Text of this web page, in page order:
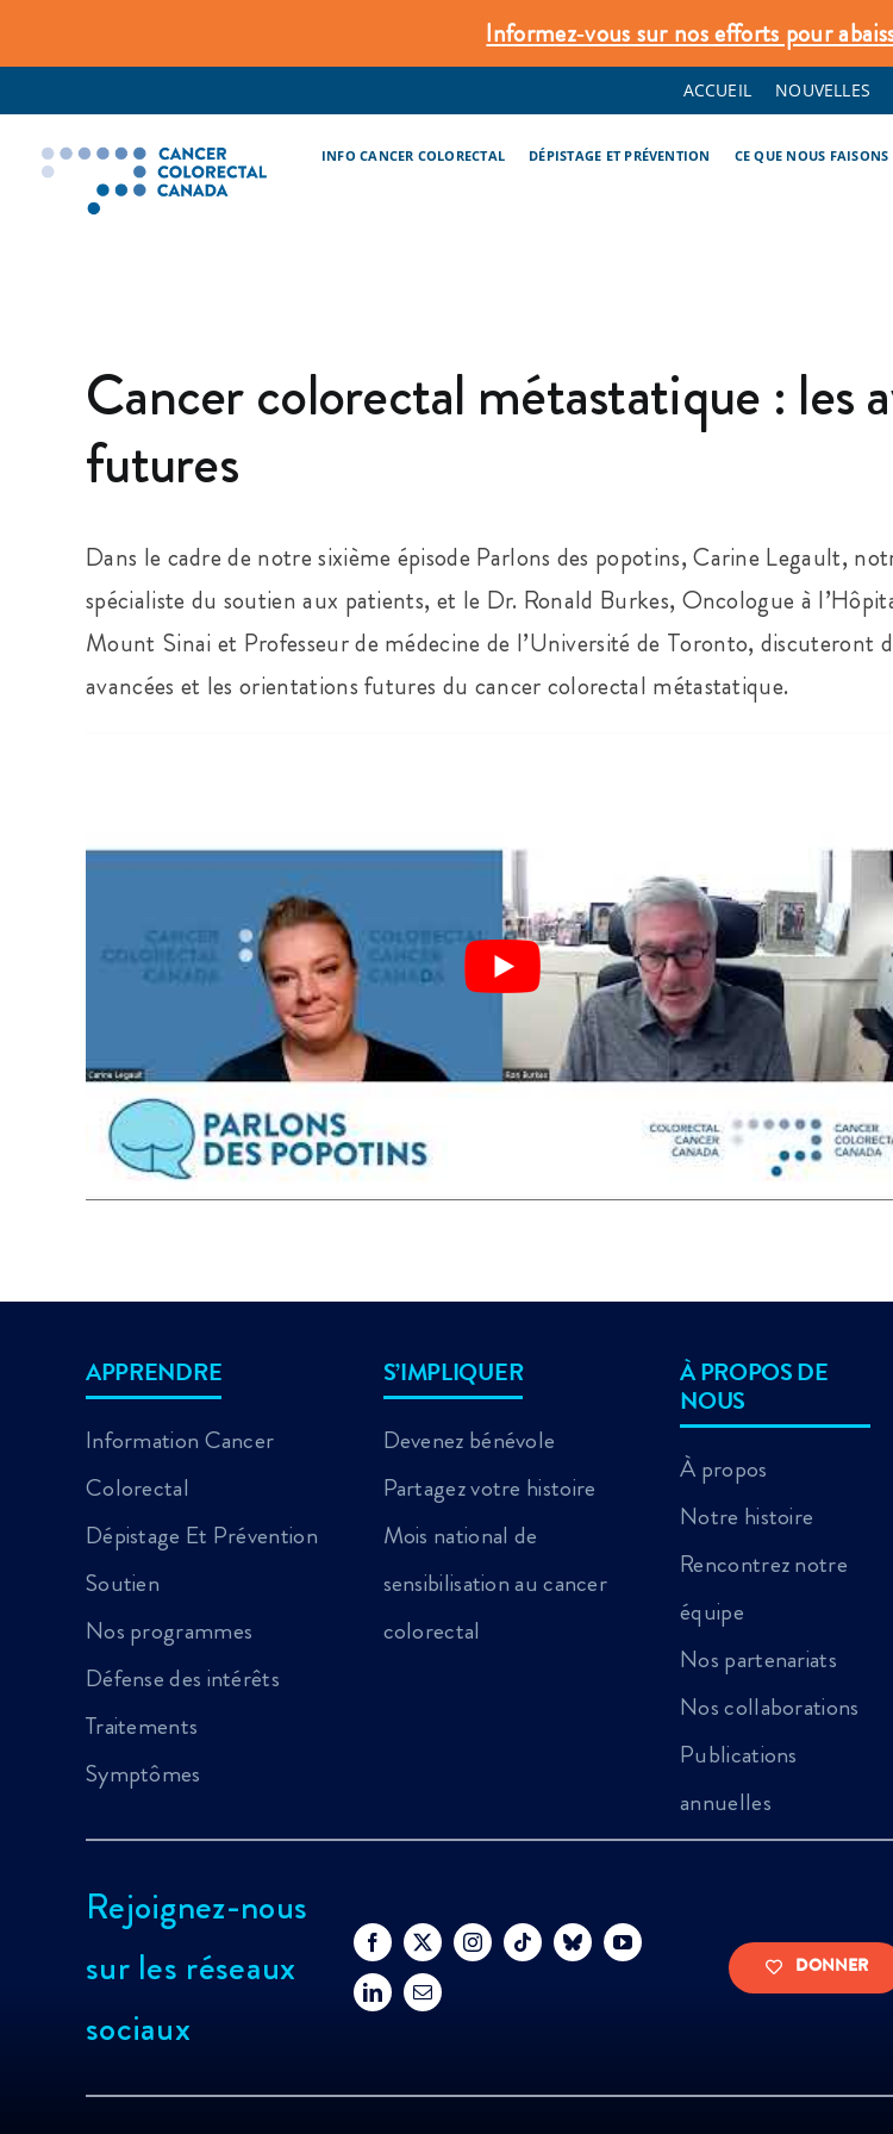
to
content
Informez‑vous sur nos efforts pour
ACCUEIL NOUVELLES
INFO CANCER COLORECTAL DÉPISTAGE ET PRÉVENTION CE QUE NOUS FAISONS
Cancer colorectal métastatique : les
futures
Dans le cadre de notre sixième épisode Parlons des popotins, Carine Legault,
spécialiste du soutien aux patients, et le Dr. Ronald Burkes, Oncologue à
Mount Sinai et Professeur de médecine de l’Université de Toronto, discuteront
avancées et les orientations futures du cancer colorectal métastatique.
APPRENDRE
Information Cancer
Colorectal
Dépistage Et Prévention
Soutien
Nos programmes
Défense des intérêts
Traitements
Symptômes
S’IMPLIQUER
Devenez bénévole
Partagez votre histoire
Mois national de
sensibilisation au cancer
colorectal
À PROPOS DE
NOUS
À propos
Notre histoire
Rencontrez notre
équipe
Nos partenariats
Nos collaborations
Publications
annuelles
Rejoignez-nous
sur les réseaux
sociaux
DONNER